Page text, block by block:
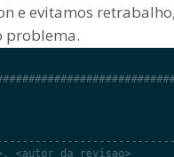
e evitamos
problema.